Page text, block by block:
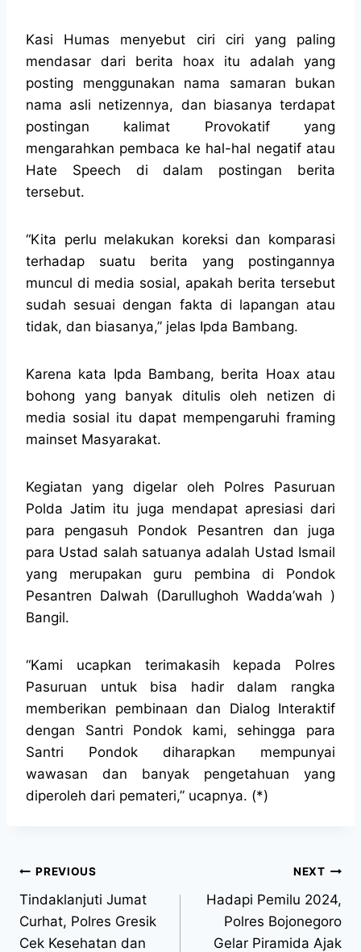
Kasi Humas menyebut ciri ciri yang paling
mendasar dari berita hoax itu adalah yang
posting menggunakan nama samaran bukan
nama asli netizennya, dan biasanya terdapat
postingan kalimat Provokatif yang
mengarahkan pembaca ke hal-hal negatif atau
Hate Speech di dalam postingan berita
tersebut.
“Kita perlu melakukan koreksi dan komparasi
terhadap suatu berita yang postingannya
muncul di media sosial, apakah berita tersebut
sudah sesuai dengan fakta di lapangan atau
tidak, dan biasanya,” jelas Ipda Bambang.
Karena kata Ipda Bambang, berita Hoax atau
bohong yang banyak ditulis oleh netizen di
media sosial itu dapat mempengaruhi framing
mainset Masyarakat.
Kegiatan yang digelar oleh Polres Pasuruan
Polda Jatim itu juga mendapat apresiasi dari
para pengasuh Pondok Pesantren dan juga
para Ustad salah satuanya adalah Ustad Ismail
yang merupakan guru pembina di Pondok
Pesantren Dalwah (Darullughoh Wadda’wah )
Bangil.
“Kami ucapkan terimakasih kepada Polres
Pasuruan untuk bisa hadir dalam rangka
memberikan pembinaan dan Dialog Interaktif
dengan Santri Pondok kami, sehingga para
Santri Pondok diharapkan mempunyai
wawasan dan banyak pengetahuan yang
diperoleh dari pemateri,” ucapnya. (*)
PREVIOUS
Tindaklanjuti Jumat
Curhat, Polres Gresik
Cek Kesehatan dan
NEXT
Hadapi Pemilu 2024,
Polres Bojonegoro
Gelar Piramida Ajak